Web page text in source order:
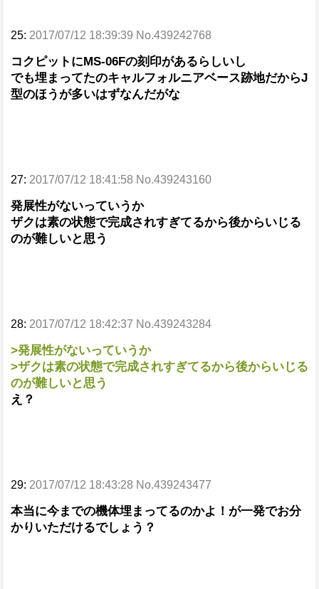
25: 2017/07/12 18:39:39 No.439242768
コクピットにMS-06Fの刻印があるらしいし
でも埋まってたのキャルフォルニアベース跡地だからJ
型のほうが多いはずなんだがな
27: 2017/07/12 18:41:58 No.439243160
発展性がないっていうか
ザクは素の状態で完成されすぎてるから後からいじる
のが難しいと思う
28: 2017/07/12 18:42:37 No.439243284
>発展性がないっていうか
>ザクは素の状態で完成されすぎてるから後からいじる
のが難しいと思う
え？
29: 2017/07/12 18:43:28 No.439243477
本当に今までの機体埋まってるのかよ！が一発でお分
かりいただけるでしょう？